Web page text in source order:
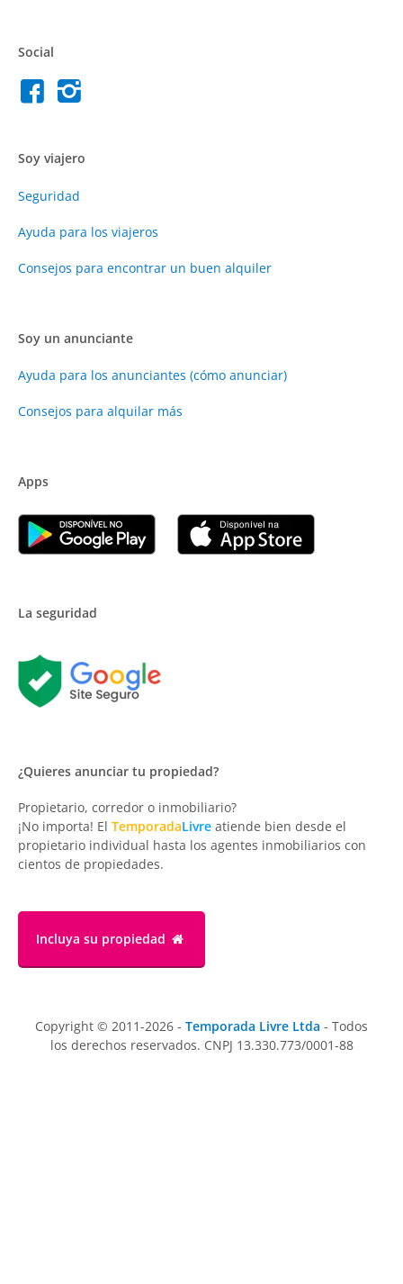
Social
Soy viajero
Seguridad
Ayuda para los viajeros
Consejos para encontrar un buen alquiler
Soy un anunciante
Ayuda para los anunciantes (cómo anunciar)
Consejos para alquilar más
Apps
La seguridad
¿Quieres anunciar tu propiedad?
Propietario, corredor o inmobiliario?
¡No importa! El TemporadaLivre atiende bien desde el
propietario individual hasta los agentes inmobiliarios con
cientos de propiedades.
Incluya su propiedad
Copyright © 2011-2026 - Temporada Livre Ltda - Todos
los derechos reservados. CNPJ 13.330.773/0001-88